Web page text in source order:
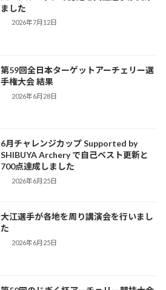
ました
2026年7月12日
第59回全日本ターゲットアーチェリー選
手権大会 結果
2026年6月28日
6月チャレンジカップ Supported by
SHIBUYA Archery で自己ベスト更新と
700点達成しました
2026年6月25日
大江選手が各地を周り講演会を行いまし
た
2026年6月25日